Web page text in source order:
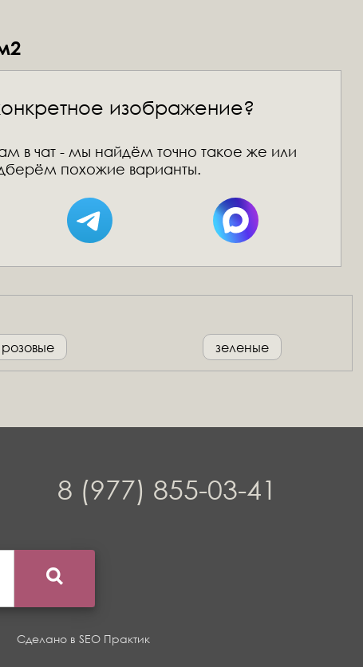
изображение?
в чат - мы найдём точно такое же или
похожие варианты.
розовые зеленые
8 (977) 855-03-41
Сделано в SEO Практик